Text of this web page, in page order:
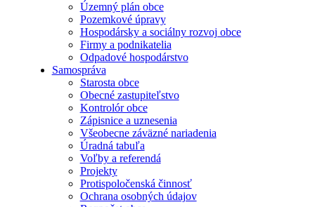
Územný plán obce
Pozemkové úpravy
Hospodársky a sociálny rozvoj obce
Firmy a podnikatelia
Odpadové hospodárstvo
Samospráva
Starosta obce
Obecné zastupiteľstvo
Kontrolór obce
Zápisnice a uznesenia
Všeobecne záväzné nariadenia
Úradná tabuľa
Voľby a referendá
Projekty
Protispoločenská činnosť
Ochrana osobných údajov